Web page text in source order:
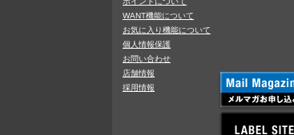
WANT機能について
お気に入り機能について
個人情報保護
お問い合わせ
店舗情報
採用情報